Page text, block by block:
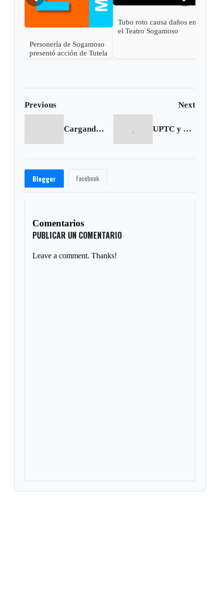
Personería de Sogamoso
presentó acción de Tutela
Tubo roto causa daños en
el Teatro Sogamoso
Previous Next
Cargando anterior... UPTC y Clopad acuerdan estrategia para combatir inundaciones
Blogger Facebook
Comentarios
PUBLICAR UN COMENTARIO
Leave a comment. Thanks!